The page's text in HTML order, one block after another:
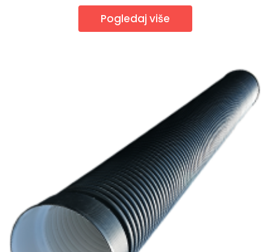
Pogledaj više